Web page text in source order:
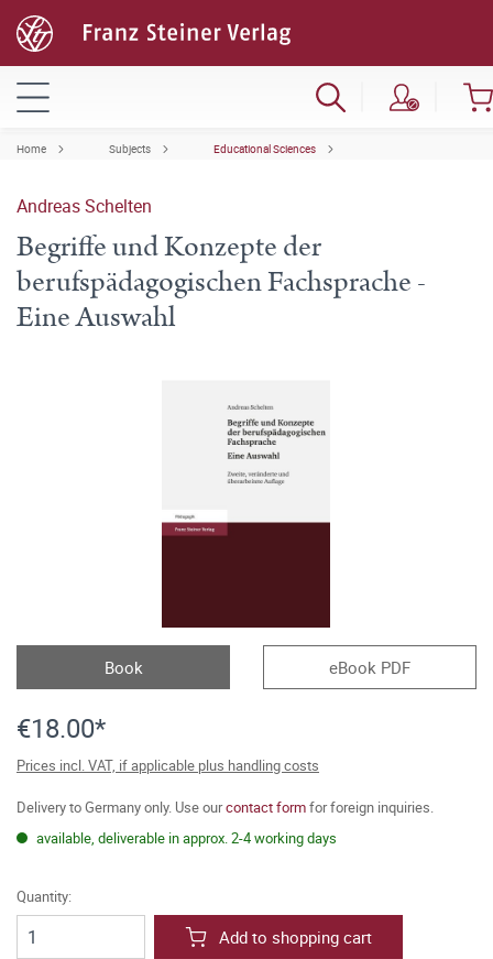
Home Subjects Educational Sciences
Andreas Schelten
Begriffe und Konzepte der
berufspädagogischen Fachsprache -
Eine Auswahl
Book eBook PDF
€18.00*
Prices incl. VAT, if applicable plus handling costs
Delivery to Germany only. Use ourcontact formfor foreign inquiries.
available, deliverable in approx. 2-4 working days
Quantity:
Add to shopping cart